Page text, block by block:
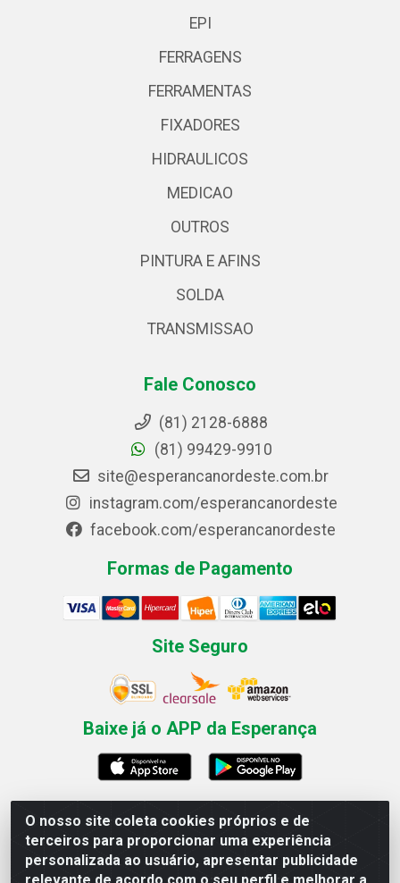
O nosso site coleta cookies próprios e de
terceiros para proporcionar uma experiência
personalizada ao usuário, apresentar publicidade
EPI
FERRAGENS
FERRAMENTAS
FIXADORES
HIDRAULICOS
MEDICAO
OUTROS
PINTURA E AFINS
SOLDA
TRANSMISSAO
Fale Conosco
(81) 2128-6888
(81) 99429-9910
site@esperancanordeste.com.br
instagram.com/esperancanordeste
facebook.com/esperancanordeste
Formas de Pagamento
Site Seguro
Baixe já o APP da Esperança
Esperança Nordeste - Rua Professor Caldas Filho, 291 -
Estância - Recife / PE CEP: 50771-335 - CNPJ
03.666.136/0001-23